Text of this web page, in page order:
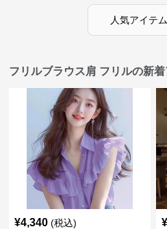
人気アイテ
フリルブラウス肩 フリルの新
¥4,340 (税込) ¥